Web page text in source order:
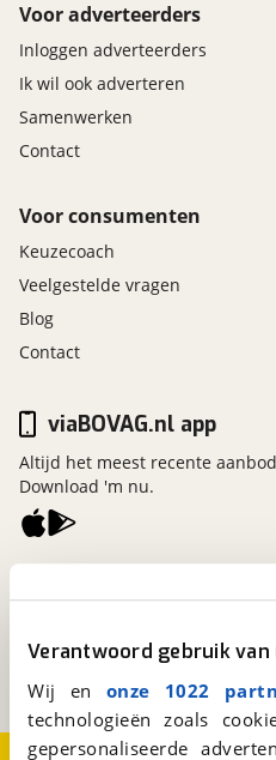
Verantwoord gebruik van
Wij en onze 1022
technologieën zoals
gepersonaliseerde
Voor adverteerders
Inloggen adverteerders
Ik wil ook adverteren
Samenwerken
Contact
Voor consumenten
Keuzecoach
Veelgestelde vragen
Blog
Contact
Een initiatief van
viaBOVAG.nl app
Altijd het meest recente
Download 'm nu.